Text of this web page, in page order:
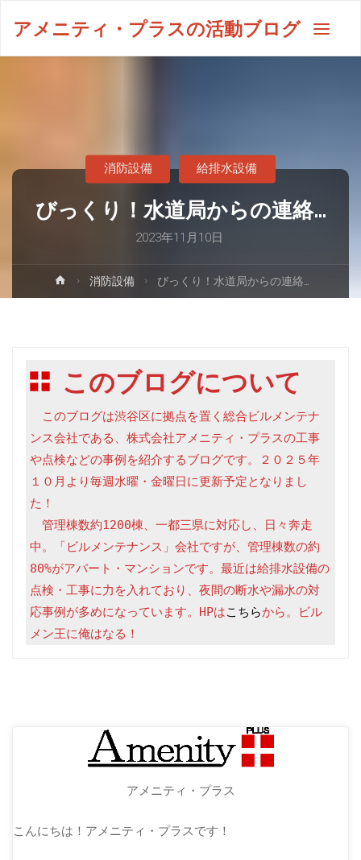
アメニティ・プラスの活動ブログ
びっくり！水道局からの連絡…
2023年11月10日
消防設備 給排水設備
消防設備 びっくり！水道局からの連絡…
このブログについて
このブログは渋谷区に拠点を置く総合ビルメンテナ
ンス会社である、株式会社アメニティ・プラスの工事
や点検などの事例を紹介するブログです。２０２５年
１０月より毎週水曜・金曜日に更新予定となりまし
た！
管理棟数約1200棟、一都三県に対応し、日々奔走
中。「ビルメンテナンス」会社ですが、管理棟数の約
80%がアパート・マンションです。最近は給排水設備の
点検・工事に力を入れており、夜間の断水や漏水の対
応事例が多めになっています。HPはこちらから。ビル
メン王に俺はなる！
アメニティ・プラス
こんにちは！アメニティ・プラスです！